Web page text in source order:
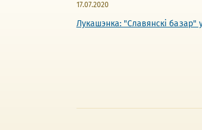
17.07.2020
Лукашэнка: "Славянскі базар"